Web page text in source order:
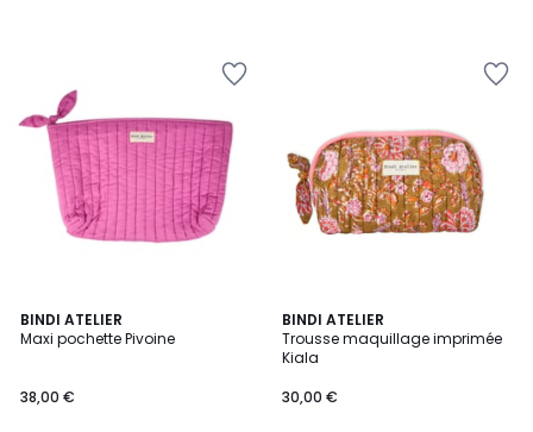
BINDI ATELIER
Maxi pochette Pivoine
38,00 €
BINDI ATELIER
Trousse maquillage imprimée
Kiala
30,00 €
2
Couleurs